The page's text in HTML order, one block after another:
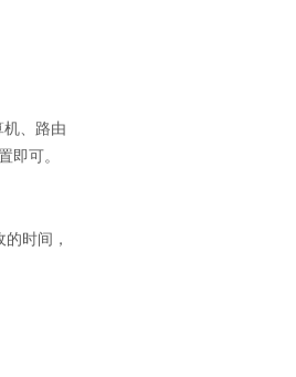
、路由
即可。
时间，